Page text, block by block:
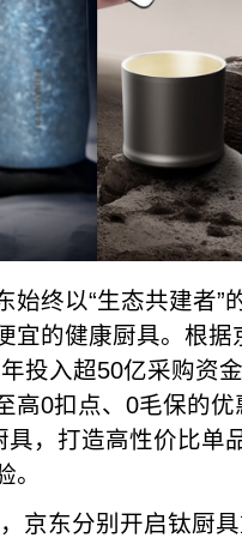
始终以“生态共建者”
宜的健康厨具。根据
投入超50亿采购资
高0扣点、0毛保的
具，打造高性价比单
京东分别开启钛厨